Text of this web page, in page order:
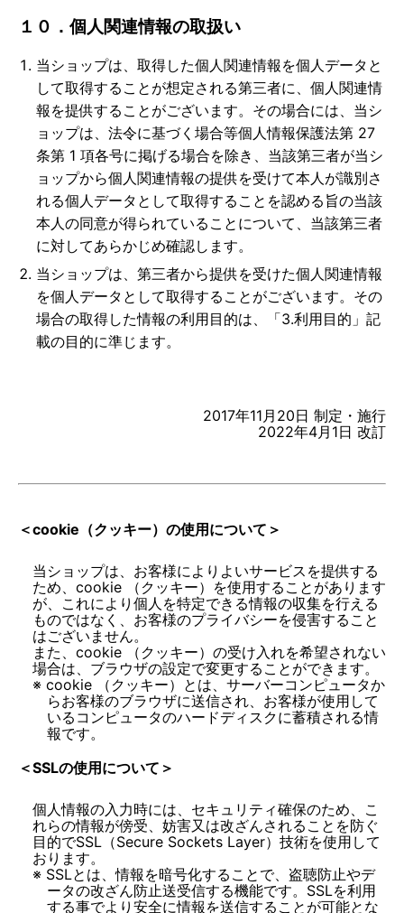
１０．個人関連情報の取扱い
当ショップは、取得した個人関連情報を個人データと
して取得することが想定される第三者に、個人関連情
報を提供することがございます。その場合には、当シ
ョップは、法令に基づく場合等個人情報保護法第 27
条第 1 項各号に掲げる場合を除き、当該第三者が当シ
ョップから個人関連情報の提供を受けて本人が識別さ
れる個人データとして取得することを認める旨の当該
本人の同意が得られていることについて、当該第三者
に対してあらかじめ確認します。
当ショップは、第三者から提供を受けた個人関連情報
を個人データとして取得することがございます。その
場合の取得した情報の利用目的は、「3.利用目的」記
載の目的に準じます。
2017年11月20日 制定・施行
2022年4月1日 改訂
＜cookie（クッキー）の使用について＞
当ショップは、お客様によりよいサービスを提供する
ため、cookie （クッキー）を使用することがあります
が、これにより個人を特定できる情報の収集を行える
ものではなく、お客様のプライバシーを侵害すること
はございません。
また、cookie （クッキー）の受け入れを希望されない
cookie （クッキー）とは、サーバーコンピュータか
らお客様のブラウザに送信され、お客様が使用して
いるコンピュータのハードディスクに蓄積される情
報です。
＜SSLの使用について＞
個人情報の入力時には、セキュリティ確保のため、こ
れらの情報が傍受、妨害又は改ざんされることを防ぐ
目的でSSL（Secure Sockets Layer）技術を使用して
SSLとは、情報を暗号化することで、盗聴防止やデ
ータの改ざん防止送受信する機能です。SSLを利用
する事でより安全に情報を送信することが可能とな